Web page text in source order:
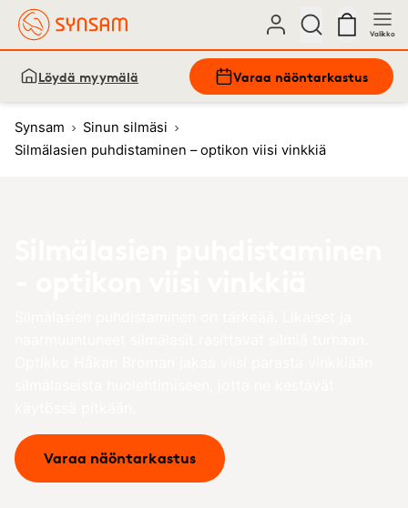
Valikko
Löydä myymälä Varaa näöntarkastus
Synsam
Sinun silmäsi
Silmälasien puhdistaminen – optikon viisi vinkkiä
Varaa näöntarkastus